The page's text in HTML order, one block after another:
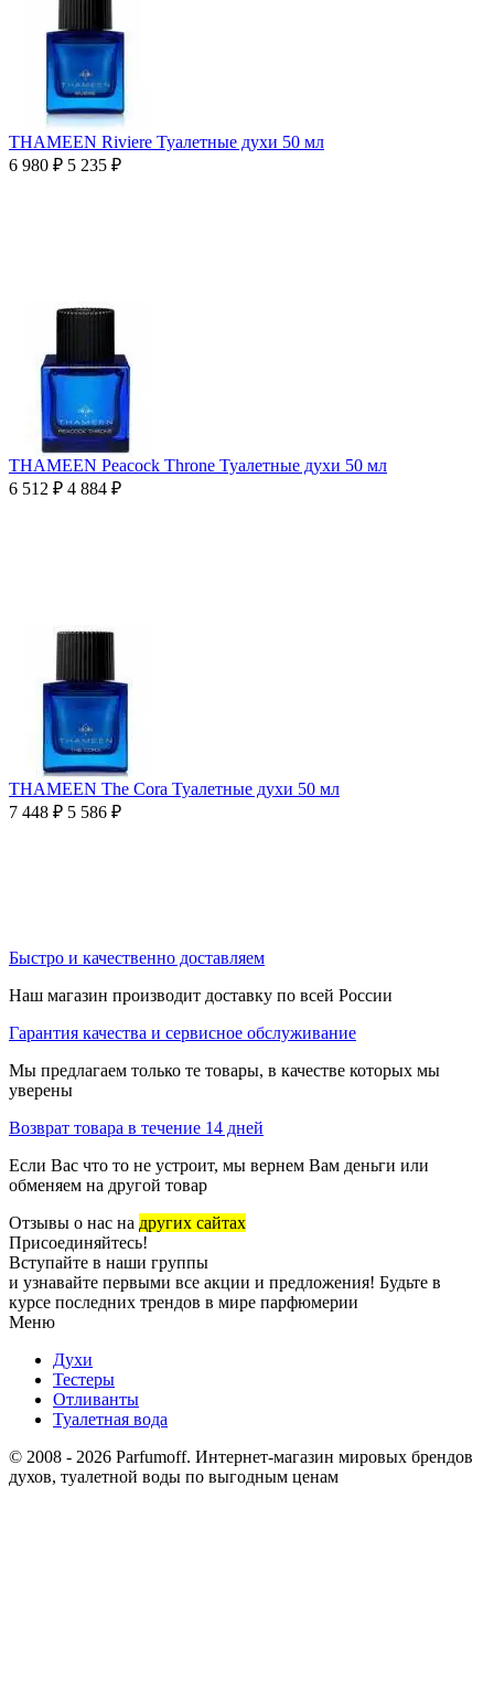
THAMEEN Riviere Туалетные духи 50 мл
6 980 ₽ 5 235 ₽
THAMEEN Peacock Throne Туалетные духи 50 мл
6 512 ₽ 4 884 ₽
THAMEEN The Cora Туалетные духи 50 мл
7 448 ₽ 5 586 ₽
Быстро и качественно доставляем
Наш магазин производит доставку по всей России
Гарантия качества и сервисное обслуживание
Мы предлагаем только те товары, в качестве которых мы
уверены
Возврат товара в течение 14 дней
Если Вас что то не устроит, мы вернем Вам деньги или
обменяем на другой товар
Отзывы о нас на других сайтах
Присоединяйтесь!
Вступайте в наши группы
и узнавайте первыми все акции и предложения! Будьте в
курсе последних трендов в мире парфюмерии
Меню
Духи
Тестеры
Отливанты
Туалетная вода
© 2008 - 2026 Parfumoff. Интернет-магазин мировых брендов
духов, туалетной воды по выгодным ценам